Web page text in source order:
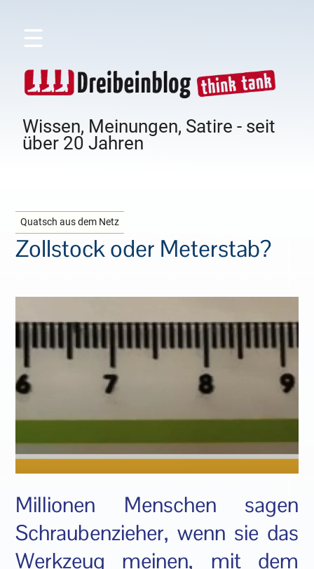
☰
Wissen, Meinungen, Satire - seit
über 20 Jahren
Quatsch aus dem Netz
Zollstock oder Meterstab?
Millionen Menschen sagen
Schraubenzieher, wenn sie das
Werkzeug meinen, mit dem